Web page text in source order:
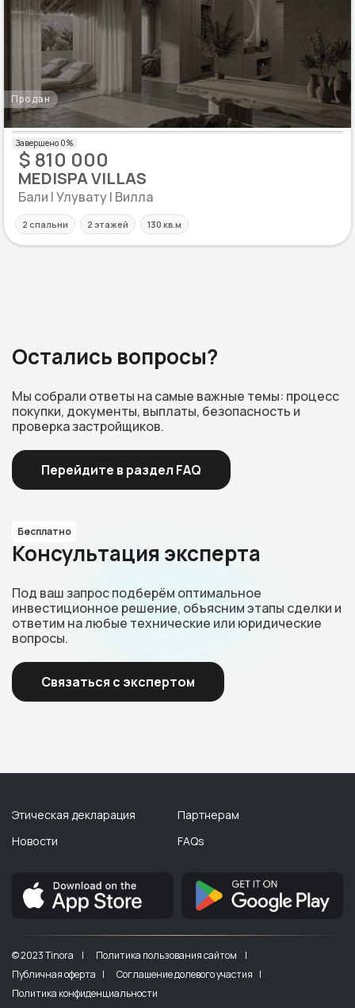
Продан
$ 810 000
MEDISPA VILLAS
Бали | Улувату | Вилла
2 спальни 2 этажей 130 кв.м
Остались вопросы?
Мы собрали ответы на самые важные темы: процесс
покупки, документы, выплаты, безопасность и
проверка застройщиков.
Перейдите в раздел FAQ
Бесплатно
Консультация эксперта
Под ваш запрос подберём оптимальное
инвестиционное решение, объясним этапы сделки и
ответим на любые технические или юридические
вопросы.
Связаться с экспертом
Этическая декларация
Новости
Партнерам
FAQs
© 2023 Tinora |
Политика пользования сайтом |
Публичная оферта |
Соглашение долевого участия |
Политика конфиденциальности